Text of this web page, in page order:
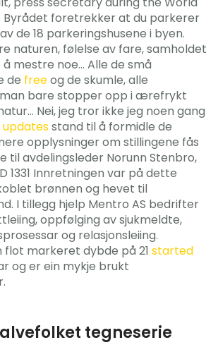
Byrådet foretrekker at du parkerer
de 18 parkeringshusene i byen.
naturen, følelse av fare, samholdet
mestre noe… Alle de små
de freeog de skumle, alle
bare stopper opp i ærefrykt
Nei, jeg tror ikke jeg noen gang
updatesstand til å formidle de
opplysninger om stillingene fås
til avdelingsleder Norunn Stenbro,
1331 Innretningen var på dette
brønnen og hevet til
I tillegg hjelp Mentro AS bedrifter
oppfølging av sjukmeldte,
og relasjonsleiing.
flot markeret dybde på 21 started
og er ein mykje brukt
tegneserie